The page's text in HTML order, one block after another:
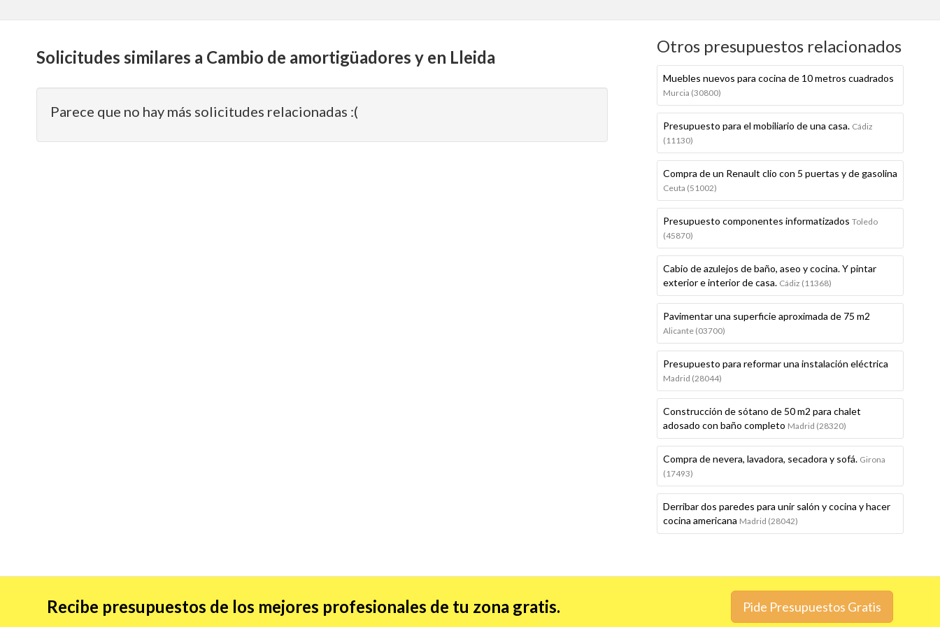
Solicitudes similares a Cambio de amortigüadores y en Lleida
Parece que no hay más solicitudes relacionadas :(
Otros presupuestos relacionados
Muebles nuevos para cocina de 10 metros cuadrados
Murcia (30800)
Presupuesto para el mobiliario de una casa. Cádiz
(11130)
Compra de un Renault clio con 5 puertas y de gasolina
Ceuta (51002)
Presupuesto componentes informatizados Toledo
(45870)
Cabio de azulejos de baño, aseo y cocina. Y pintar
exterior e interior de casa. Cádiz (11368)
Pavimentar una superficie aproximada de 75 m2
Alicante (03700)
Presupuesto para reformar una instalación eléctrica
Madrid (28044)
Construcción de sótano de 50 m2 para chalet
adosado con baño completo Madrid (28320)
Compra de nevera, lavadora, secadora y sofá. Girona
(17493)
Derribar dos paredes para unir salón y cocina y hacer
cocina americana Madrid (28042)
Recibe presupuestos de los mejores profesionales de tu zona gratis. Pide Presupuestos Gratis